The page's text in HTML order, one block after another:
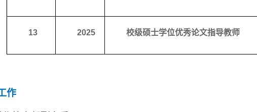
13 2025 校级硕士学位优秀论文指导教师
作